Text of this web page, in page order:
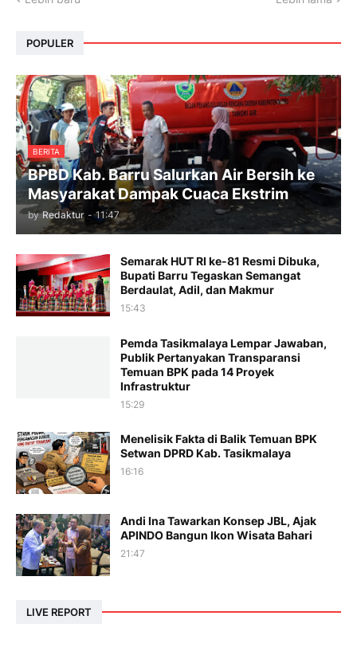
POPULER
BERITA
BPBD Kab. Barru Salurkan Air Bersih ke
Masyarakat Dampak Cuaca Ekstrim
by Redaktur - 11:47
Semarak HUT RI ke-81 Resmi Dibuka,
Bupati Barru Tegaskan Semangat
Berdaulat, Adil, dan Makmur
15:43
Pemda Tasikmalaya Lempar Jawaban,
Publik Pertanyakan Transparansi
Temuan BPK pada 14 Proyek
Infrastruktur
15:29
Menelisik Fakta di Balik Temuan BPK
Setwan DPRD Kab. Tasikmalaya
16:16
Andi Ina Tawarkan Konsep JBL, Ajak
APINDO Bangun Ikon Wisata Bahari
21:47
LIVE REPORT